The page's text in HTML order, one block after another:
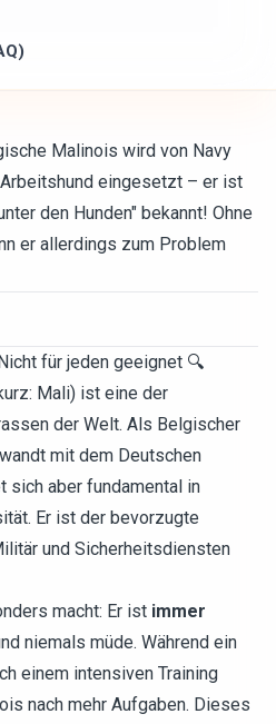
Malinois wird von Navy
Arbeitshund eingesetzt – er ist
den Hunden" bekannt! Ohne
er allerdings zum Problem
für jeden geeignet 🔍
Mali) ist eine der
der Welt. Als Belgischer
mit dem Deutschen
sich aber fundamental in
Er ist der bevorzugte
und Sicherheitsdiensten
macht: Er ist immer
niemals müde. Während ein
einem intensiven Training
nach mehr Aufgaben. Dieses